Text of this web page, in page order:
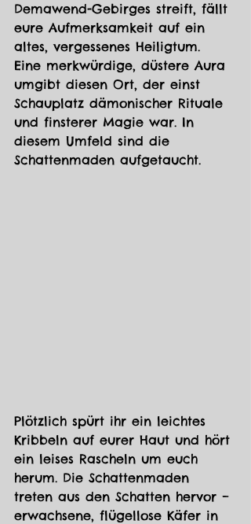
Demawend-Gebirges streift, fällt
eure Aufmerksamkeit auf ein
altes, vergessenes Heiligtum.
Eine merkwürdige, düstere Aura
umgibt diesen Ort, der einst
Schauplatz dämonischer Rituale
und finsterer Magie war. In
diesem Umfeld sind die
Schattenmaden aufgetaucht.
Plötzlich spürt ihr ein leichtes
Kribbeln auf eurer Haut und hört
ein leises Rascheln um euch
herum. Die Schattenmaden
treten aus den Schatten hervor –
erwachsene, flügellose Käfer in